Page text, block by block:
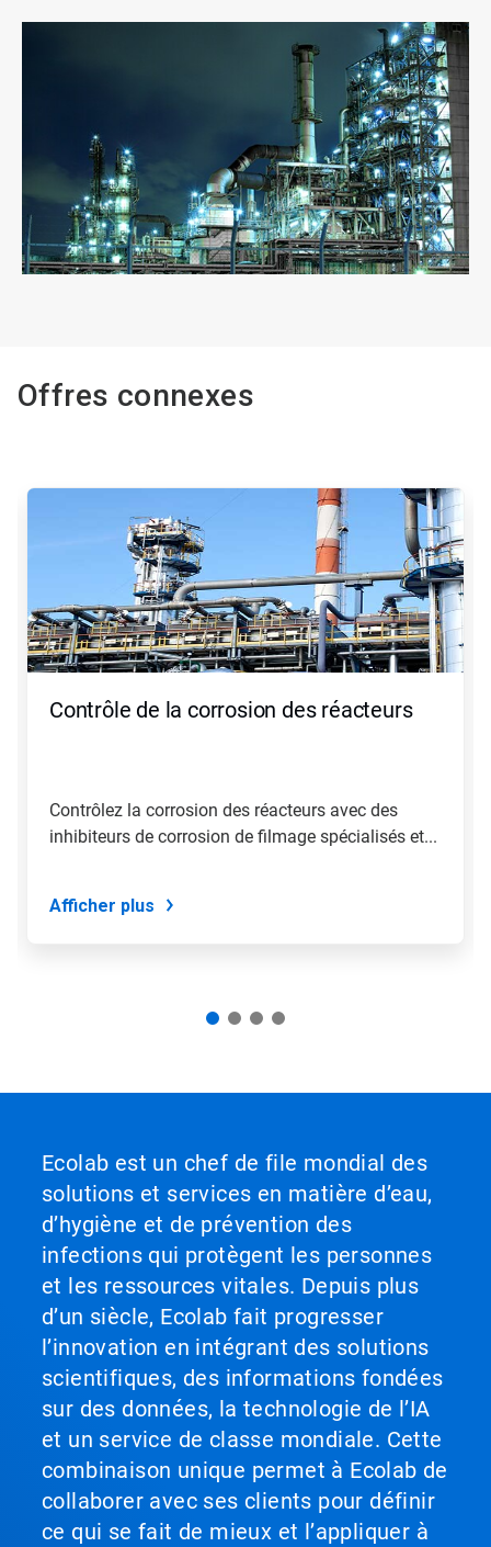
Offres connexes
Contrôle de la corrosion des réacteurs
Contrôlez la corrosion des réacteurs avec des
inhibiteurs de corrosion de filmage spécialisés et...
Afficher plus
Ecolab est un chef de file mondial des
solutions et services en matière d’eau,
d’hygiène et de prévention des
infections qui protègent les personnes
et les ressources vitales. Depuis plus
d’un siècle, Ecolab fait progresser
l’innovation en intégrant des solutions
scientifiques, des informations fondées
sur des données, la technologie de l’IA
et un service de classe mondiale. Cette
combinaison unique permet à Ecolab de
collaborer avec ses clients pour définir
ce qui se fait de mieux et l’appliquer à